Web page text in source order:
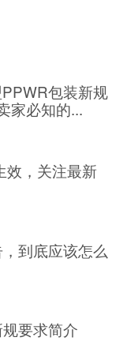
包装新规
家必知的...
效，关注最新
到底应该怎么
要求简介